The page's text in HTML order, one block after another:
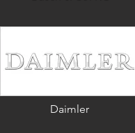
Daimler